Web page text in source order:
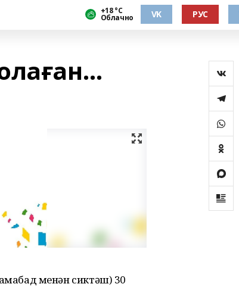
+18 °С
Облачно VK РУС
менән сиктәш) 30